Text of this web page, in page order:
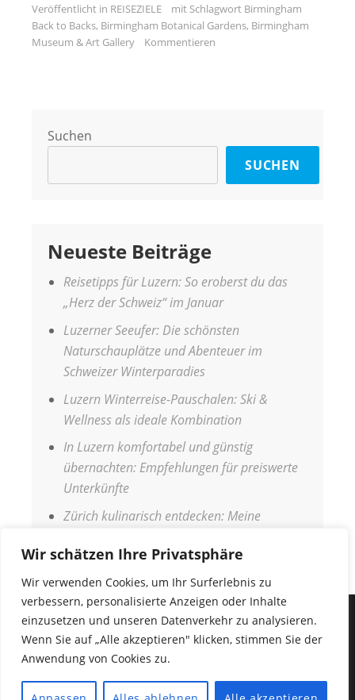
Wir schätzen Ihre Privatsphäre
Wir verwenden Cookies, um Ihr Surferlebnis zu
verbessern, personalisierte Anzeigen oder Inhalte
einzusetzen und unseren Datenverkehr zu analysieren.
Wenn Sie auf „Alle akzeptieren" klicken, stimmen Sie der
Anwendung von Cookies zu.
Veröffentlicht in REISEZIELE mit Schlagwort Birmingham
Back to Backs, Birmingham Botanical Gardens, Birmingham
Museum & Art Gallery
Kommentieren
Suchen
SUCHEN
Neueste Beiträge
Reisetipps für Luzern: So eroberst du das
„Herz der Schweiz“ im Januar
Luzerner Seeufer: Die schönsten
Naturschauplätze und Abenteuer im
Schweizer Winterparadies
Luzern Winterreise-Pauschalen: Ski &
Wellness als ideale Kombination
In Luzern komfortabel und günstig
übernachten: Empfehlungen für preiswerte
Unterkünfte
Zürich kulinarisch entdecken: Meine
IMPRESSUM
DATENSCHUTZERKLÄRUNG
COPYRIGHT © 2026URLAUBSANGEBOTE • Fabulous